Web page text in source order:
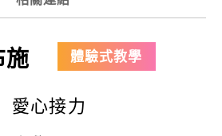
體驗式教學
愛心接力